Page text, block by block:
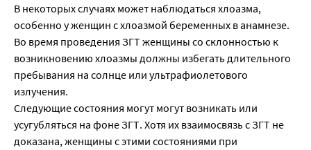
В некоторых случаях может наблюдаться хлоазма,
особенно у женщин с хлоазмой беременных в анамнезе.
Во время проведения ЗГТ женщины со склонностью к
возникновению хлоазмы должны избегать длительного
пребывания на солнце или ультрафиолетового
излучения.
Следующие состояния могут могут возникать или
усугубляться на фоне ЗГТ. Хотя их взаимосвязь с ЗГТ не
доказана, женщины с этими состояниями при